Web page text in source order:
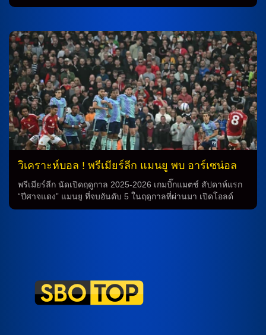
พยายามเอาชนะเพื่อคว้าชัย […]
เต้และอลาเบสเป็นเรื่องที่น่าตื่นเต้นอย่างมากสำหรับแฟนๆ ทั้ง
ทั้งสองทีมมีระดับความแข็งแกร่งที่เท่าเทียมกัน ซึ่งเป็นสิ่งที่ทำให้
การทำนายผลการแข่งขันนี้เป็นเรื่องที่ท้าทาย ประวัติการพบกัน
จากประวัติการพบกันระหว่างทีมเลบานเต้และอลาเบส พบว่าทั้ง
สองทีมมีประสบการณ์ที่ค่อนข้างเท่าเทียมกัน โดยสถิติล่าสุดพบว่า
ทีมเลบานเต้และอลาเบสมีแนวโน้มที่ใกล้เคียงกัน โดยมีการเสมอ
และชนะซึ่งเท่าเทียมกันอย่างลอยตวามา การทำนายผลการ
แข่งขันนี้ในครั้งนี้คาดการณ์ว่าจะเป็นการแข่งขันที่มีความเข้ม
แข็งและตื่นเต้น เนื่องจากทั้งสองทีมมีความพร้อมที่เท่าเทียมกัน
และมีประสิทธิภาพในการแข่งขันอย่างสูง วิเคราะห์บอล จากการ
วิเคราะห์บอลระหว่างเลบานเต้และอลาเบส พบว่าทั้งสองทีมมี
ความสามารถในการทำประตูและป้องกันที่ดีเช่นเดียวกัน ซึ่ง
ทำให้การทำนายผลการแข่งขันนี้เป็นเรื่องที่ท้าทาย และสร้าง
ความสนุกสนานให้แฟนๆ ทั้งสองทีม สรุป สำหรับการทำนายผล
การแข่งขันระหว่างเลบานเต้และอลาเบส น่าจะเป็นการแข่งขันที่
มีความตื่นเต้นและน่าตื่นตาม แฟนๆ ทั้งสองทีมคาดหวังว่าทีมของ
ตนจะสามารถทำประตูและคว้าคะแนนได้ และมีผลการแข่งขันที่
นักเตะด้วย การวิเคราะห์ฟุตบอลไม่ได้เพียงแค่ดูที่ผลการแข่งขัน
ก่อนหน้าเท่านั้น แต่ยังต้องพิจารณาถึงปัจจัยต่างๆ ที่อาจมีผลต่อผล
การแข่งขัน เช่น สภาพอากาศ สถานที่แข่งขัน และบางครั้ง
วิเคราะห์บอล ! พรีเมียร์ลีก แมนยู พบ อาร์เซน่อล
17 ส.ค.68
พรีเมียร์ลีก นัดเปิดฤดูกาล 2025-2026 เกมบิ๊กแมตช์ สัปดาห์แรก
“ปีศาจแดง” แมนยู ที่จบอันดับ 5 ในฤดูกาลที่ผ่านมา เปิดโอลด์
แทรฟฟอร์ด รับการมาเยือนของ “ปืนใหญ่” อาร์เซน่อล รองแชมป์
บรูโน่ แฟร์นันดส ยังเป็นกำลังสำคัญให้แมนฯ ยูไนเต็ด เหมือน
เดิม รูเบน อโมริม พาแมนยู ทำผลงานในเกมพรีซีซั่น ด้วยการลง
เล่นศึก […]